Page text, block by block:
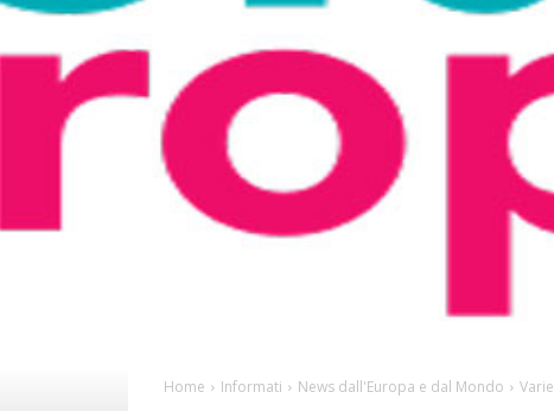
Home Informati News dall'Europa e dal Mondo Varie